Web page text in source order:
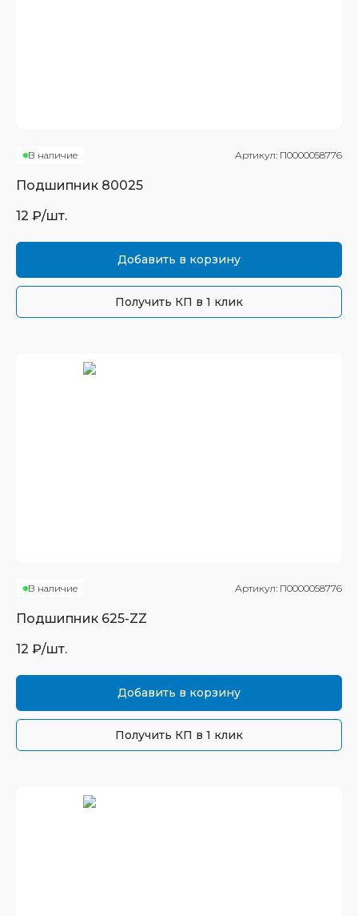
В наличие Артикул: П0000058776
Подшипник 80025
12 ₽/шт.
Добавить в корзину
Получить КП в 1 клик
В наличие Артикул: П0000058776
Подшипник 625-ZZ
12 ₽/шт.
Добавить в корзину
Получить КП в 1 клик